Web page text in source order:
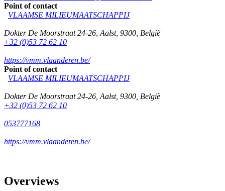
Point of contact
VLAAMSE MILIEUMAATSCHAPPIJ
Dokter De Moorstraat 24-26 Aalst, 9300 België
+32 (0)53 72 62 10
https://vmm.vlaanderen.be/
Point of contact
VLAAMSE MILIEUMAATSCHAPPIJ
Dokter De Moorstraat 24-26 Aalst, 9300 België
+32 (0)53 72 62 10
053777168
https://vmm.vlaanderen.be/
Overviews